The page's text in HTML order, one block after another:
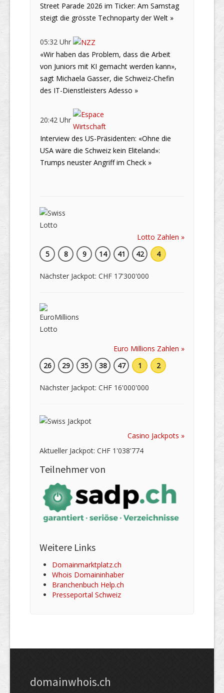
Street Parade 2026 im Ticker: Am Samstag
steigt die grösste Technoparty der Welt »
05:32 Uhr
«Wir haben das Problem, dass die Arbeit
von Juniors mit KI gemacht werden kann»,
sagt Michaela Gasser, die Schweiz-Chefin
des IT-Dienstleisters Adesso »
20:42 Uhr
Interview des US-Präsidenten: «Ohne die
USA wäre die Schweiz kein Eliteland»:
Trumps neuster Angriff im Check »
Lotto Zahlen »
5
8 9 14 41 42 4
Nächster Jackpot: CHF 17'300'000
Euro Millions Zahlen »
26
29 35 38 47 1 2
Nächster Jackpot: CHF 16'000'000
Casino Jackpots »
Aktueller Jackpot: CHF 1'038'774
Teilnehmer von
Weitere Links
Domainmarktplatz.ch
Whois Domaininhaber
Branchenbuch Help.ch
Presseportal Schweiz
domainwhois.ch